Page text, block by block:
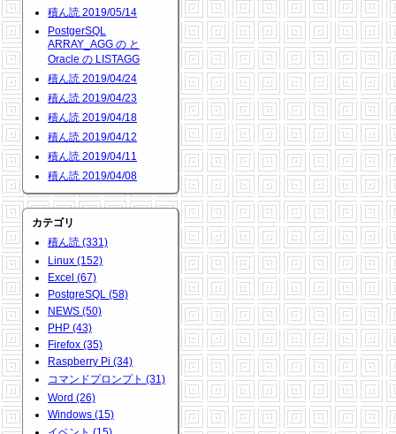
積ん読 2019/05/14
PostgerSQL
ARRAY_AGG の と
Oracle の LISTAGG
積ん読 2019/04/24
積ん読 2019/04/23
積ん読 2019/04/18
積ん読 2019/04/12
積ん読 2019/04/11
積ん読 2019/04/08
カテゴリ
積ん読 (331)
Linux (152)
Excel (67)
PostgreSQL (58)
NEWS (50)
PHP (43)
Firefox (35)
Raspberry Pi (34)
コマンドプロンプト (31)
Word (26)
Windows (15)